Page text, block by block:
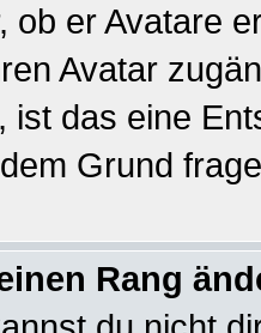
ob er Avatare
Avatar
ist das eine
Grund
Rang